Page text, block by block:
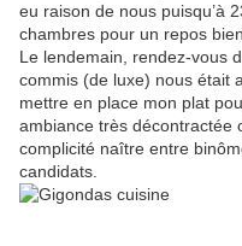
eu raison de nous puisqu’à
chambres pour un repos
Le lendemain, rendez-vous
commis (de luxe) nous était
mettre en place mon plat
ambiance très décontractée
complicité naître entre
candidats.